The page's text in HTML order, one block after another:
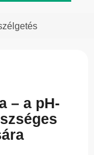
– a pH-